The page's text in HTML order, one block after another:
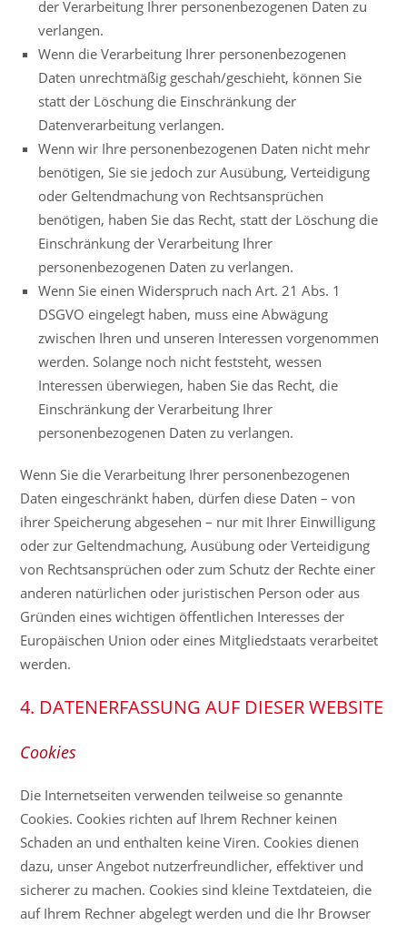
der Verarbeitung Ihrer personenbezogenen Daten zu
verlangen.
Wenn die Verarbeitung Ihrer personenbezogenen
Daten unrechtmäßig geschah/geschieht, können Sie
statt der Löschung die Einschränkung der
Datenverarbeitung verlangen.
Wenn wir Ihre personenbezogenen Daten nicht mehr
benötigen, Sie sie jedoch zur Ausübung, Verteidigung
oder Geltendmachung von Rechtsansprüchen
benötigen, haben Sie das Recht, statt der Löschung die
Einschränkung der Verarbeitung Ihrer
personenbezogenen Daten zu verlangen.
Wenn Sie einen Widerspruch nach Art. 21 Abs. 1
DSGVO eingelegt haben, muss eine Abwägung
zwischen Ihren und unseren Interessen vorgenommen
werden. Solange noch nicht feststeht, wessen
Interessen überwiegen, haben Sie das Recht, die
Einschränkung der Verarbeitung Ihrer
personenbezogenen Daten zu verlangen.
Wenn Sie die Verarbeitung Ihrer personenbezogenen
Daten eingeschränkt haben, dürfen diese Daten – von
ihrer Speicherung abgesehen – nur mit Ihrer Einwilligung
oder zur Geltendmachung, Ausübung oder Verteidigung
von Rechtsansprüchen oder zum Schutz der Rechte einer
anderen natürlichen oder juristischen Person oder aus
Gründen eines wichtigen öffentlichen Interesses der
Europäischen Union oder eines Mitgliedstaats verarbeitet
werden.
4. DATENERFASSUNG AUF DIESER WEBSITE
Cookies
Die Internetseiten verwenden teilweise so genannte
Cookies. Cookies richten auf Ihrem Rechner keinen
Schaden an und enthalten keine Viren. Cookies dienen
dazu, unser Angebot nutzerfreundlicher, effektiver und
sicherer zu machen. Cookies sind kleine Textdateien, die
auf Ihrem Rechner abgelegt werden und die Ihr Browser